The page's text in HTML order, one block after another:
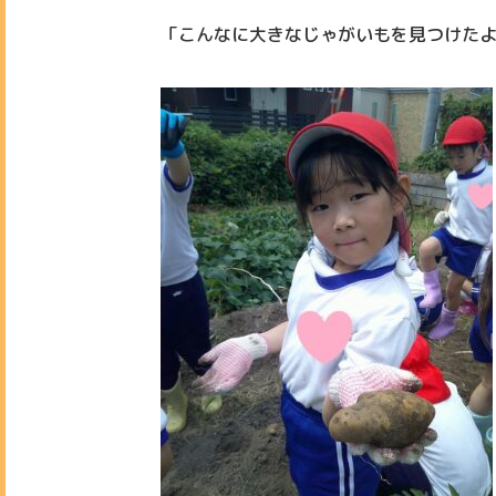
「こんなに大きなじゃがいもを見つけた